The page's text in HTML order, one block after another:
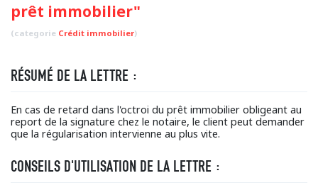
prêt immobilier"
(categorie Crédit immobilier)
RÉSUMÉ DE LA LETTRE :
En cas de retard dans l'octroi du prêt immobilier obligeant au
report de la signature chez le notaire, le client peut demander
que la régularisation intervienne au plus vite.
CONSEILS D'UTILISATION DE LA LETTRE :